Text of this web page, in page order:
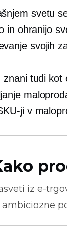
svetu
in ohranijo
svojih
znani tudi kot
ji v
iz e-
ambiciozne